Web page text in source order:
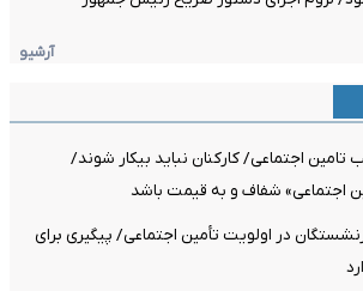
آرشیو
تامین اجتماعی/ کارکنان نباید بیکار شوند/
اجتماعی» شفاف و به قیمت باشد
در اولویت تأمین اجتماعی/ پیگیری برای